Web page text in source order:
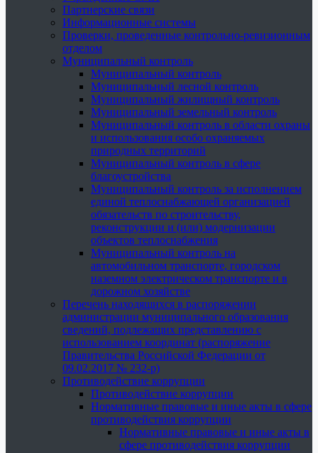
Партнерские связи
Информационные системы
Проверки, проведенные контрольно-ревизионным
отделом
Муниципальный контроль
Муниципальный контроль
Муниципальный лесной контроль
Муниципальный жилищный контроль
Муниципальный земельный контроль
Муниципальный контроль в области охраны
и использования особо охраняемых
природных территорий
Муниципальный контроль в сфере
благоустройства
Муниципальный контроль за исполнением
единой теплоснабжающей организацией
обязательств по строительству,
реконструкции и (или) модернизации
объектов теплоснабжения
Муниципальный контроль на
автомобильном транспорте, городском
наземном электрическом транспорте и в
дорожном хозяйстве
Перечень находящихся в распоряжении
администрации муниципального образования
сведений, подлежащих представлению с
использованием координат (распоряжение
Правительства Российской Федерации от
09.02.2017 № 232-р)
Противодействие коррупции
Противодействие коррупции
Нормативные правовые и иные акты в сфере
противодействия коррупции
Нормативные правовые и иные акты в
сфере противодействия коррупции